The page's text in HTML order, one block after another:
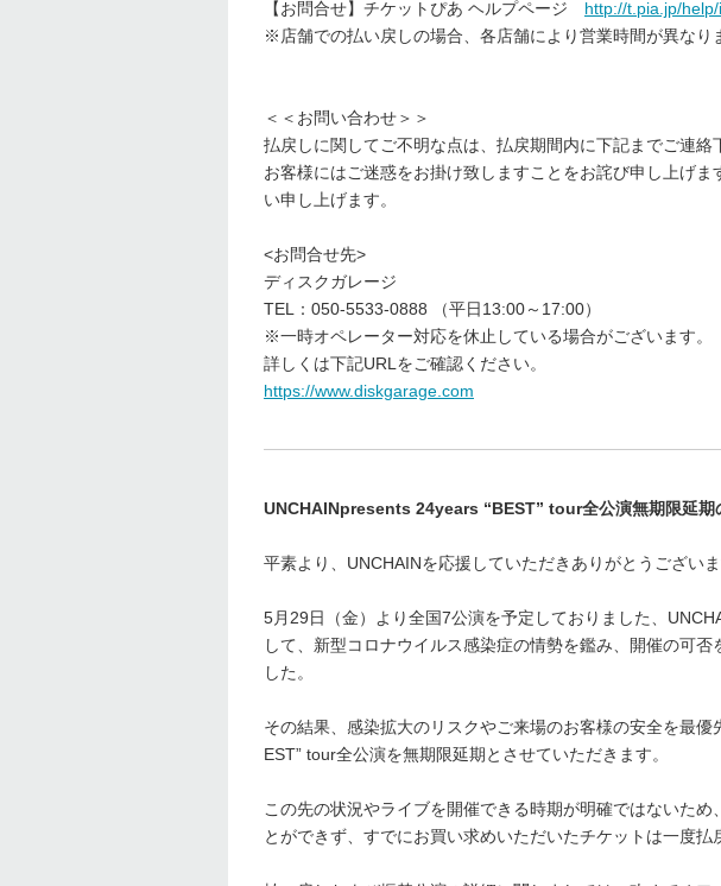
【お問合せ】チケットぴあ ヘルプページ http://t.pia.jp/
※店舗での払い戻しの場合、各店舗により営業時間が異なり
＜＜お問い合わせ＞＞
払戻しに関してご不明な点は、払戻期間内に下記までご連絡
お客様にはご迷惑をお掛け致しますことをお詫び申し上げ
い申し上げます。
<お問合せ先>
ディスクガレージ
TEL：050-5533-0888 （平日13:00～17:00）
※一時オペレーター対応を休止している場合がございます。
詳しくは下記URLをご確認ください。
https://www.diskgarage.com
UNCHAINpresents 24years “BEST” tour全公演無期限延期
平素より、UNCHAINを応援していただきありがとうございま
5月29日（金）より全国7公演を予定しておりました、
して、新型コロナウイルス感染症の情勢を鑑み、開催の可
した。
その結果、感染拡大のリスクやご来場のお客様の安全を最
EST” tour全公演を無期限延期とさせていただきます。
この先の状況やライブを開催できる時期が明確ではないた
とができず、すでにお買い求めいただいたチケットは一度払